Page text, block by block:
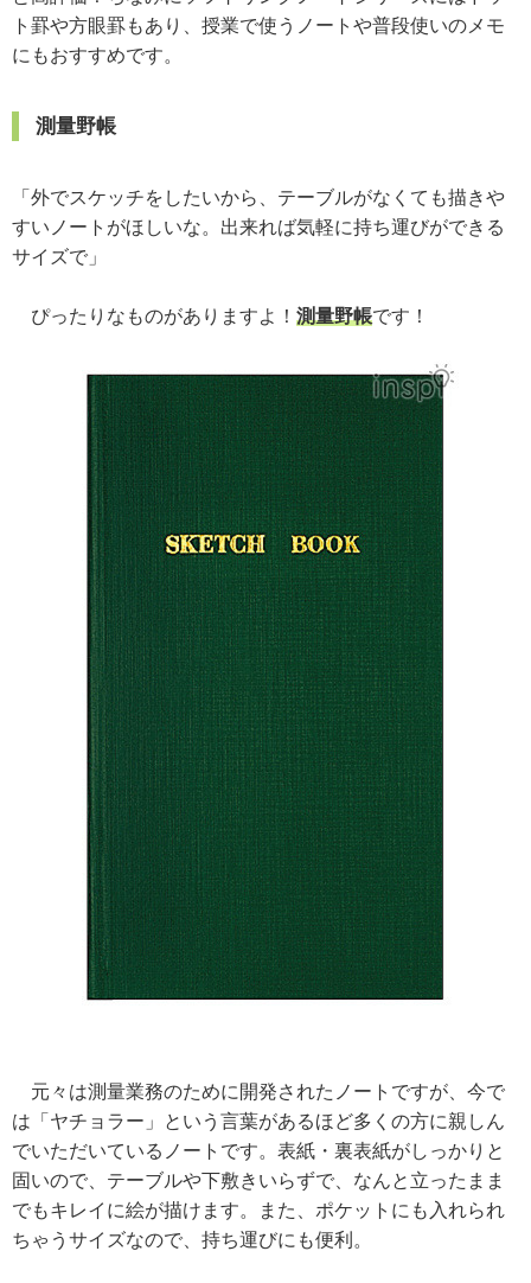
ト罫や方眼罫もあり、授業で使うノートや普段使いのメモ
にもおすすめです。
測量野帳
「外でスケッチをしたいから、テーブルがなくても描きや
すいノートがほしいな。出来れば気軽に持ち運びができる
サイズで」
ぴったりなものがありますよ！ 測量野帳です！
元々は測量業務のために開発されたノートですが、今で
は「ヤチョラー」という言葉があるほど多くの方に親しん
でいただいているノートです。表紙・裏表紙がしっかりと
固いので、テーブルや下敷きいらずで、なんと立ったまま
でもキレイに絵が描けます。また、ポケットにも入れられ
ちゃうサイズなので、持ち運びにも便利。